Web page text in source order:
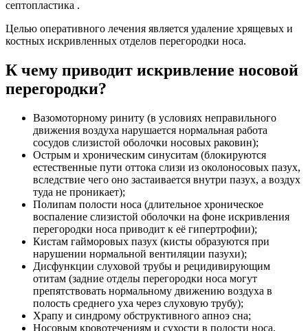
септопластика .
Целью оперативного лечения является удаление хрящевых и
костных искривленных отделов перегородки носа.
К чему приводит искривление носовой
перегородки?
Вазомоторному риниту (в условиях неправильного
движения воздуха нарушается нормальная работа
сосудов слизистой оболочки носовых раковин);
Острым и хроническим синуситам (блокируются
естественные пути оттока слизи из околоносовых пазух,
вследствие чего оно застаивается внутри пазух, а воздух
туда не проникает);
Полипам полости носа (длительное хроническое
воспаление слизистой оболочки на фоне искривления
перегородки носа приводит к её гипертрофии);
Кистам гайморовых пазух (кисты образуются при
нарушении нормальной вентиляции пазухи);
Дисфункции слуховой трубы и рецидивирующим
отитам (задние отделы перегородки носа могут
препятствовать нормальному движению воздуха в
полость среднего уха через слуховую трубу);
Храпу и синдрому обструктивного апноэ сна;
Носовым кровотечениям и сухости в полости носа.